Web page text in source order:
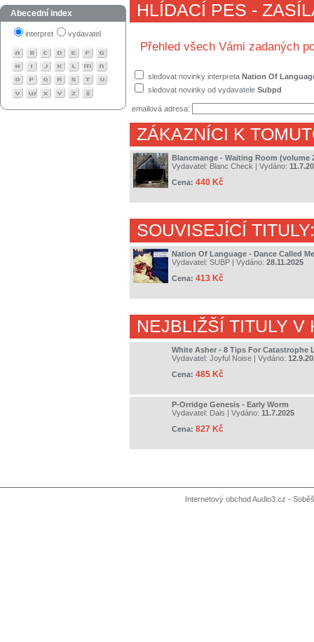
Abecední index
interpret vydavatel
HLÍDACÍ PES -
Přehled všech Vámi zadaných
sledovat novinky interpreta Nation Of
sledovat novinky od vydavatele Subpd
emailová adresa:
ZÁKAZNÍCI K
Blancmange - Waiting Room (volume
Vydavatel: Blanc Check | Vydáno:
Cena: 440 Kč
SOUVISEJÍCÍ TITULY:
Nation Of Language - Dance Called
Vydavatel: SUBP | Vydáno: 28.11.2025
Cena: 413 Kč
NEJBLIŽŠÍ TITULY V
White Asher - 8 Tips For Catastrophe
Vydavatel: Joyful Noise | Vydáno:
Cena: 485 Kč
P-Orridge Genesis - Early Worm
Vydavatel: Dais | Vydáno: 11.7.2025
Cena: 827 Kč
Internetový obchod Audio3.cz -